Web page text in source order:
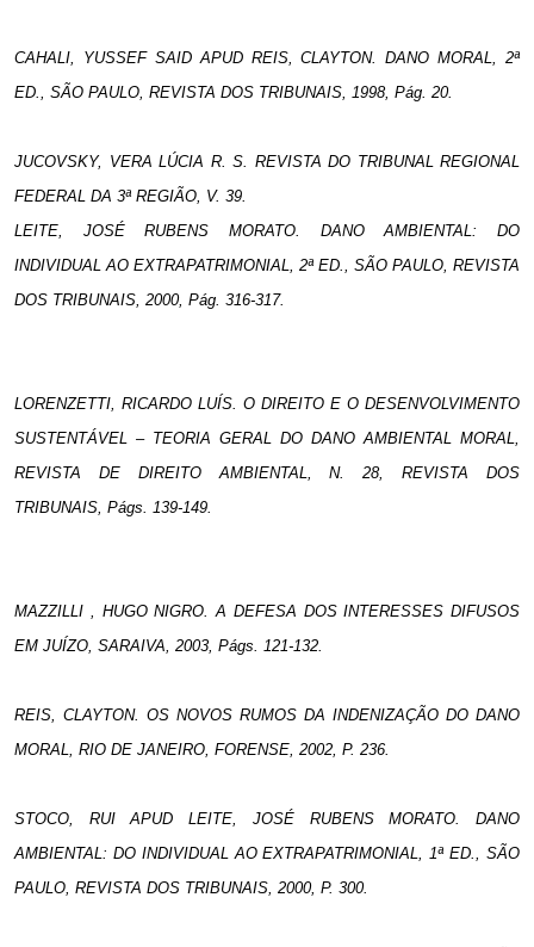
CAHALI, YUSSEF SAID APUD REIS, CLAYTON.DANO MORAL, 2ª
ED., SÃO PAULO, REVISTA DOS TRIBUNAIS, 1998, Pág. 20.
JUCOVSKY, VERA LÚCIA R. S. REVISTA DO TRIBUNAL REGIONAL
FEDERAL DA 3ª REGIÃO, V. 39.
LEITE, JOSÉ RUBENS MORATO. DANO AMBIENTAL: DO
INDIVIDUAL AO EXTRAPATRIMONIAL, 2ª ED., SÃO PAULO, REVISTA
DOS TRIBUNAIS, 2000, Pág. 316-317.
LORENZETTI, RICARDO LUÍS. O DIREITO E O DESENVOLVIMENTO
SUSTENTÁVEL – TEORIA GERAL DO DANO AMBIENTAL MORAL,
REVISTA DE DIREITO AMBIENTAL, N. 28, REVISTA DOS
TRIBUNAIS, Págs. 139-149.
MAZZILLI , HUGO NIGRO. A DEFESA DOS INTERESSES DIFUSOS
EM JUÍZO, SARAIVA, 2003, Págs. 121-132.
REIS, CLAYTON. OS NOVOS RUMOS DA INDENIZAÇÃO DO DANO
MORAL, RIO DE JANEIRO, FORENSE, 2002, P. 236.
STOCO, RUI APUD LEITE, JOSÉ RUBENS MORATO. DANO
AMBIENTAL: DO INDIVIDUAL AO EXTRAPATRIMONIAL, 1ª ED., SÃO
PAULO, REVISTA DOS TRIBUNAIS, 2000, P. 300.